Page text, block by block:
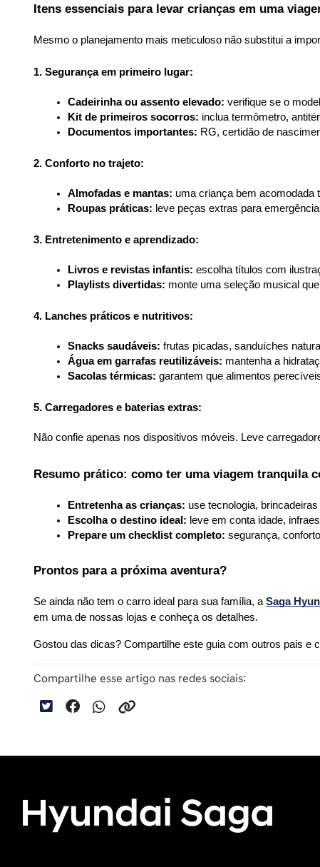
Itens essenciais para levar crianças em uma
Mesmo o planejamento mais meticuloso não substitui a
1. Segurança em primeiro lugar:
Cadeirinha ou assento elevado: verifique se o
Kit de primeiros socorros: inclua termômetro,
Documentos importantes: RG, certidão de
2. Conforto no trajeto:
Almofadas e mantas: uma criança bem acomodada
Roupas práticas: leve peças extras para
3. Entretenimento e aprendizado:
Livros e revistas infantis: escolha títulos com
Playlists divertidas: monte uma seleção musical
4. Lanches práticos e nutritivos:
Snacks saudáveis: frutas picadas, sanduíches
Água em garrafas reutilizáveis: mantenha a
Sacolas térmicas: garantem que alimentos
5. Carregadores e baterias extras:
Não confie apenas nos dispositivos móveis. Leve
Resumo prático: como ter uma viagem tranquila
Entretenha as crianças: use tecnologia,
Escolha o destino ideal: leve em conta idade,
Prepare um checklist completo: segurança,
Prontos para a próxima aventura?
Se ainda não tem o carro ideal para sua família, a Saga
em uma de nossas lojas e conheça os detalhes.
Gostou das dicas? Compartilhe este guia com outros pais e
Compartilhe esse artigo nas redes sociais: